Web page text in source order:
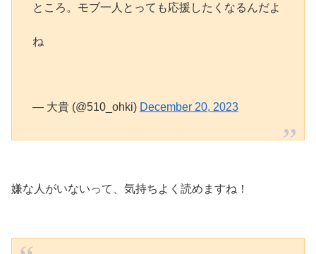
ところ。モブ一人とっても応援したくなるんだよ
ね
— 大貴 (@510_ohki) December 20, 2023
嫌な人がいないって、気持ちよく読めますね！